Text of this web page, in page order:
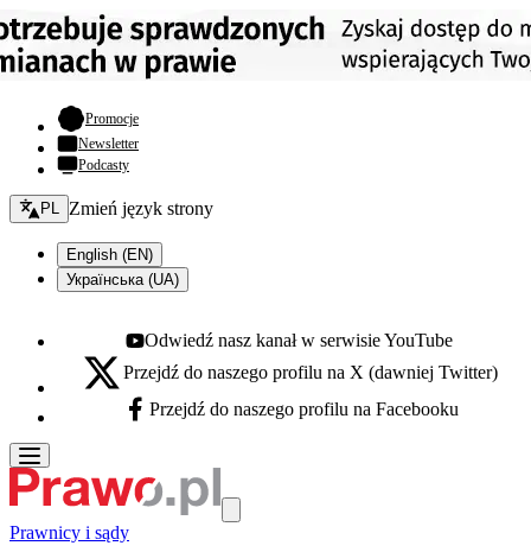
Promocje- otwiera się w nowej karcie
Newsletter
Podcasty
Zmień język - bieżący:
PL Zmień język strony
English (EN)
Українська (UA)
Youtube - otwiera się w nowej karcie
Odwiedź nasz kanał w serwisie YouTube
X - otwiera się w nowej karcie
Przejdź do naszego profilu na X (dawniej Twitter)
Facebook - otwiera się w nowej karcie
Przejdź do naszego profilu na Facebooku
Prawnicy i sądy